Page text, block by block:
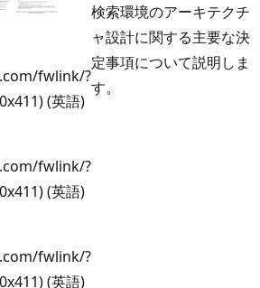
fwlink/?
(英語)
fwlink/?
(英語)
fwlink/?
(英語)
検索環境のアーキテクチ
ャ設計に関する主要な決
定事項について説明しま
す。